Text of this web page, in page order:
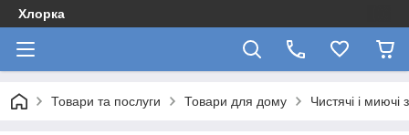
Хлорка
Товари та послуги Товари для дому Чистячі і миючі